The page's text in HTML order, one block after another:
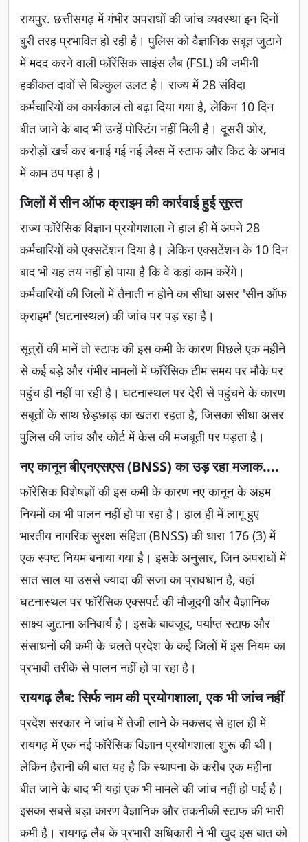
रायपुर. छत्तीसगढ़ में गंभीर अपराधों की जांच व्यवस्था इन दिनों
बुरी तरह प्रभावित हो रही है। पुलिस को वैज्ञानिक सबूत जुटाने
में मदद करने वाली फॉरेंसिक साइंस लैब (FSL) की जमीनी
हकीकत दावों से बिल्कुल उलट है। राज्य में 28 संविदा
कर्मचारियों का कार्यकाल तो बढ़ा दिया गया है, लेकिन 10 दिन
बीत जाने के बाद भी उन्हें पोस्टिंग नहीं मिली है। दूसरी ओर,
करोड़ों खर्च कर बनाई गई नई लैब्स में स्टाफ और किट के अभाव
में काम ठप पड़ा है।
जिलों में सीन ऑफ क्राइम की कार्रवाई हुई सुस्त
राज्य फॉरेंसिक विज्ञान प्रयोगशाला ने हाल ही में अपने 28
कर्मचारियों को एक्सटेंशन दिया है। लेकिन एक्सटेंशन के 10 दिन
बाद भी यह तय नहीं हो पाया है कि वे कहां काम करेंगे।
कर्मचारियों की जिलों में तैनाती न होने का सीधा असर 'सीन ऑफ
क्राइम' (घटनास्थल) की जांच पर पड़ रहा है।
सूत्रों की मानें तो स्टाफ की इस कमी के कारण पिछले एक महीने
से कई बड़े और गंभीर मामलों में फॉरेंसिक टीम समय पर मौके पर
पहुंच ही नहीं पा रही है। घटनास्थल पर देरी से पहुंचने के कारण
सबूतों के साथ छेड़छाड़ का खतरा रहता है, जिसका सीधा असर
पुलिस की जांच और कोर्ट में केस की मजबूती पर पड़ता है।
नए कानून बीएनएसएस (BNSS) का उड़ रहा मजाक....
फॉरेंसिक विशेषज्ञों की इस कमी के कारण नए कानून के अहम
नियमों का भी पालन नहीं हो पा रहा है। हाल ही में लागू हुए
भारतीय नागरिक सुरक्षा संहिता (BNSS) की धारा 176 (3) में
एक स्पष्ट नियम बनाया गया है। इसके अनुसार, जिन अपराधों में
सात साल या उससे ज्यादा की सजा का प्रावधान है, वहां
घटनास्थल पर फॉरेंसिक एक्सपर्ट की मौजूदगी और वैज्ञानिक
साक्ष्य जुटाना अनिवार्य है। इसके बावजूद, पर्याप्त स्टाफ और
संसाधनों की कमी के चलते प्रदेश के कई जिलों में इस नियम का
प्रभावी तरीके से पालन नहीं हो पा रहा है।
रायगढ़ लैब: सिर्फ नाम की प्रयोगशाला, एक भी जांच नहीं
प्रदेश सरकार ने जांच में तेजी लाने के मकसद से हाल ही में
रायगढ़ में एक नई फॉरेंसिक विज्ञान प्रयोगशाला शुरू की थी।
लेकिन हैरानी की बात यह है कि स्थापना के करीब एक महीना
बीत जाने के बाद भी यहां एक भी मामले की जांच नहीं हो पाई है।
इसका सबसे बड़ा कारण वैज्ञानिक और तकनीकी स्टाफ की भारी
कमी है। रायगढ़ लैब के प्रभारी अधिकारी ने भी खुद इस बात को